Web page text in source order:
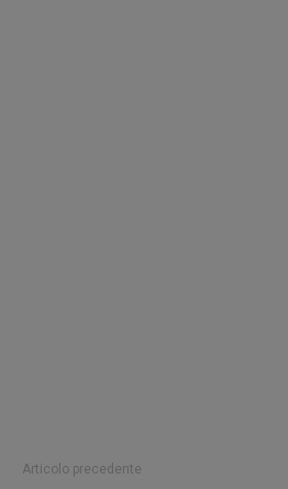
Articolo precedente